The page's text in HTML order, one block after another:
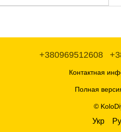
+380969512608
Контактная
Полная
©
Укр